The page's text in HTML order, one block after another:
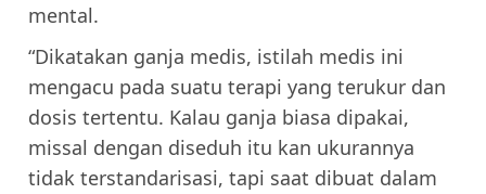
mental.
“Dikatakan ganja medis, istilah medis ini
mengacu pada suatu terapi yang terukur dan
dosis tertentu. Kalau ganja biasa dipakai,
missal dengan diseduh itu kan ukurannya
tidak terstandarisasi, tapi saat dibuat dalam